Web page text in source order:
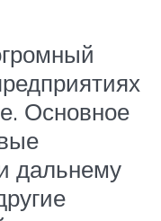
Основное
дальнему